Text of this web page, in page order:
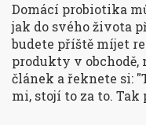
Domácí probiotika
jak do svého života
budete příště míjet
produkty v obchodě,
článek a řeknete si:
mi, stojí to za to.